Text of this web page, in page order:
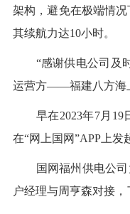
架构，避免在极端情
其续航力达10小时。
“感谢供电公司及时
运营方——福建八方海
早在2023年7月19日
在“网上国网”APP上发
国网福州供电公司
户经理与周亨森对接，